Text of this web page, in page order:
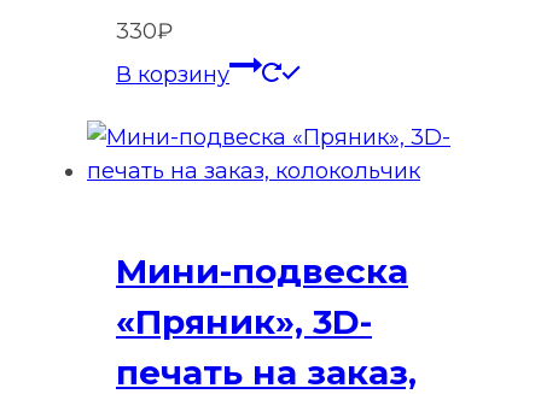
330₽
В корзину
Мини-подвеска
«Пряник», 3D-
печать на заказ,